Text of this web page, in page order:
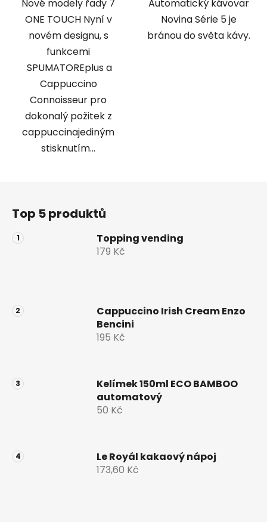
Nové modely řady 7
ONE TOUCH Nyní v
novém designu, s
funkcemi
SPUMATOREplus a
Cappuccino
Connoisseur pro
dokonalý požitek z
cappuccinajediným
stisknutím...
Automatický kávovar
Novina Série 5 je
bránou do světa kávy.
Top 5 produktů
Topping vending
179 Kč
Cappuccino Irish Cream Enzo
Bencini
195 Kč
Kelímek 150ml ECO BAMBOO
automatový
50 Kč
Le Royál kakaový nápoj
173,60 Kč